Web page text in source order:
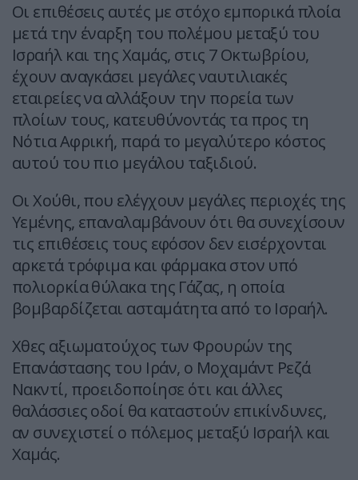
Οι επιθέσεις αυτές με στόχο εμπορικά πλοία
μετά την έναρξη του πολέμου μεταξύ του
Ισραήλ και της Χαμάς, στις 7 Οκτωβρίου,
έχουν αναγκάσει μεγάλες ναυτιλιακές
εταιρείες να αλλάξουν την πορεία των
πλοίων τους, κατευθύνοντάς τα προς τη
Νότια Αφρική, παρά το μεγαλύτερο κόστος
αυτού του πιο μεγάλου ταξιδιού.
Οι Χούθι, που ελέγχουν μεγάλες περιοχές της
Υεμένης, επαναλαμβάνουν ότι θα συνεχίσουν
τις επιθέσεις τους εφόσον δεν εισέρχονται
αρκετά τρόφιμα και φάρμακα στον υπό
πολιορκία θύλακα της Γάζας, η οποία
βομβαρδίζεται ασταμάτητα από το Ισραήλ.
Χθες αξιωματούχος των Φρουρών της
Επανάστασης του Ιράν, ο Μοχαμάντ Ρεζά
Νακντί, προειδοποίησε ότι και άλλες
θαλάσσιες οδοί θα καταστούν επικίνδυνες,
αν συνεχιστεί ο πόλεμος μεταξύ Ισραήλ και
Χαμάς.